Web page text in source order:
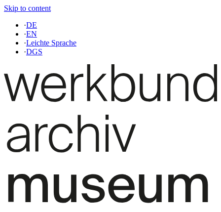
Skip to content
·DE
·EN
·Leichte Sprache
·DGS